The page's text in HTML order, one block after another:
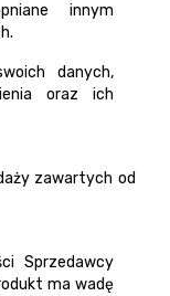
innym
danych,
oraz ich
zawartych od
Sprzedawcy
ma wadę